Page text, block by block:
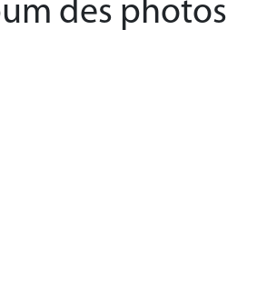
des photos